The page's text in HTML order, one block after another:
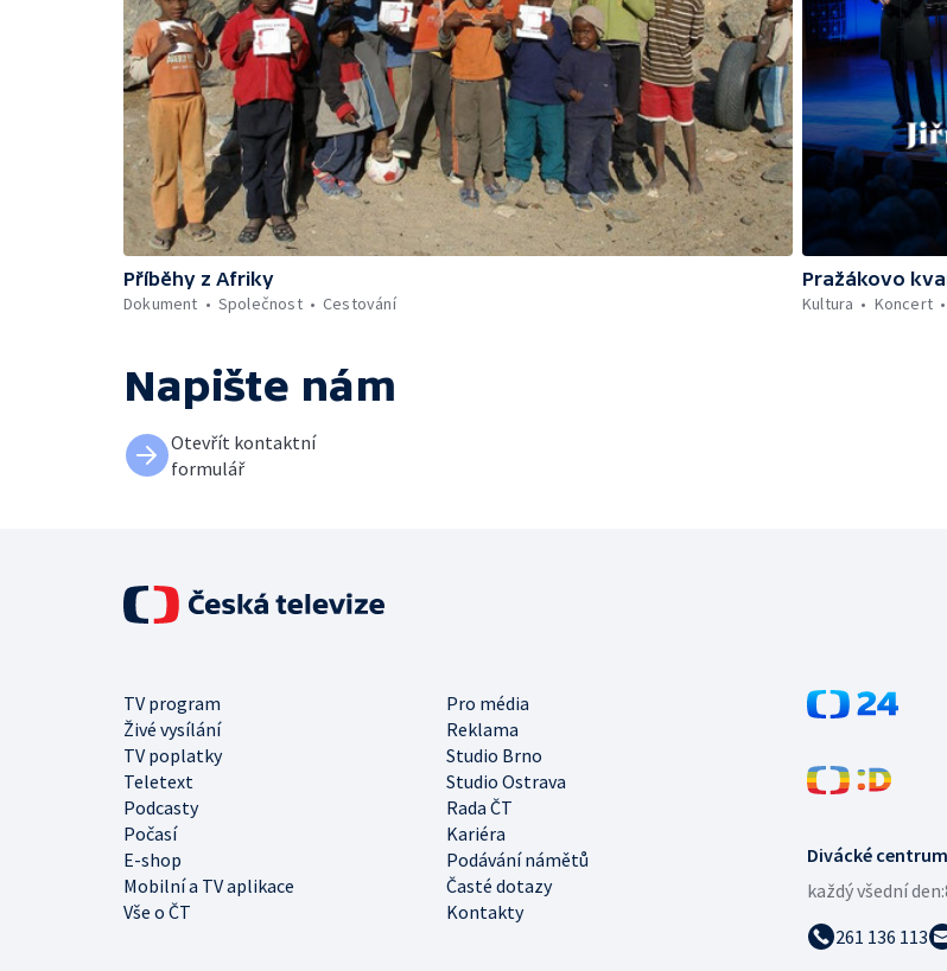
Příběhy z Afriky
Dokument
Společnost Cestování
Pražákovo
Kultura
Koncert
Napište nám
Otevřít kontaktní
formulář
Divácké centrum
každý všední den:
261 136 113
TV program
Pro média
Živé vysílání
Reklama
TV poplatky
Studio Brno
Teletext
Studio Ostrava
Podcasty
Rada ČT
Počasí
Kariéra
E-shop
Podávání námětů
Mobilní a TV aplikace
Časté dotazy
Vše o ČT
Kontakty